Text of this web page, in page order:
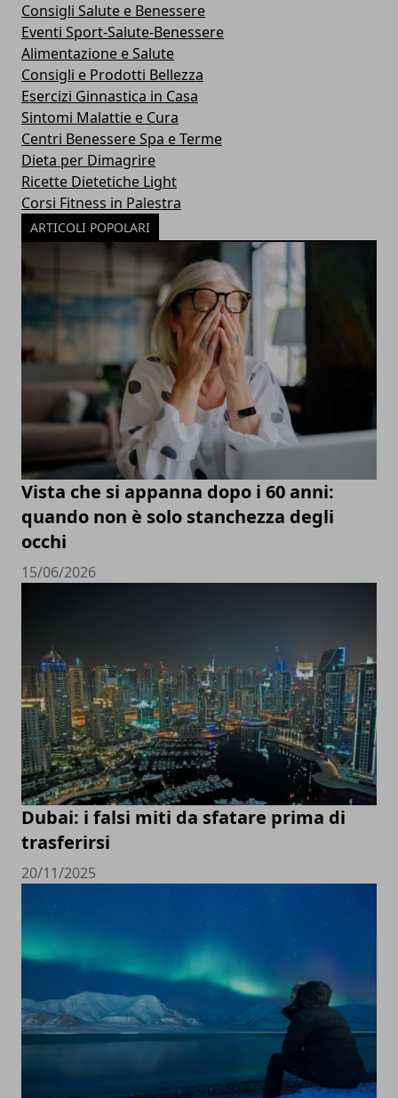
Consigli Salute e Benessere
Eventi Sport-Salute-Benessere
Alimentazione e Salute
Consigli e Prodotti Bellezza
Esercizi Ginnastica in Casa
Sintomi Malattie e Cura
Centri Benessere Spa e Terme
Dieta per Dimagrire
Ricette Dietetiche Light
Corsi Fitness in Palestra
ARTICOLI POPOLARI
Vista che si appanna dopo i 60 anni:
quando non è solo stanchezza degli
occhi
15/06/2026
Dubai: i falsi miti da sfatare prima di
trasferirsi
20/11/2025